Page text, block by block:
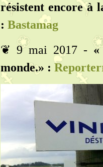
résistent encore à
: Bastamag
❦ 9 mai 2017 -
monde.» :